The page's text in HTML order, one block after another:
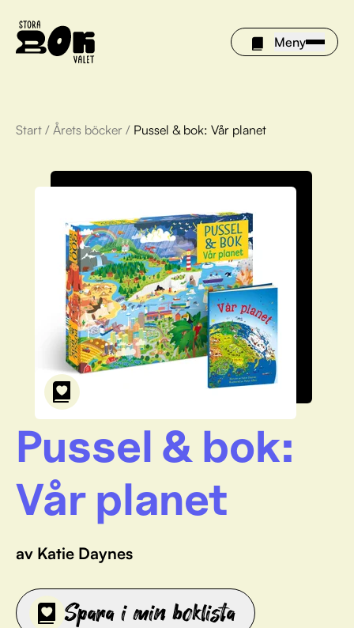
Meny
Årets böcker
Om Stora bokvalet
Olivia tipsar
Vinnare
FAQ
För bibliotek
Start / Årets böcker / Pussel & bok: Vår planet
Pussel & bok:
Vår planet
av Katie Daynes
Spara i min boklista